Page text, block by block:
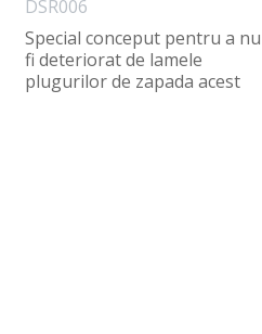
DSR006
Special conceput pentru a nu
fi deteriorat de lamele
plugurilor de zapada acest